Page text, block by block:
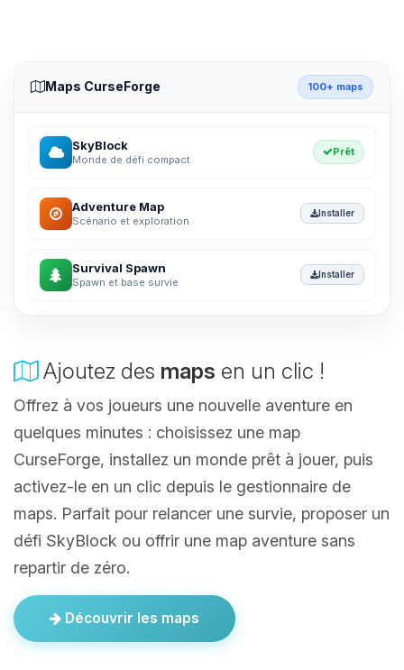
Maps CurseForge 100+ maps
SkyBlock
Monde de défi compact
Prêt
Adventure Map
Scénario et exploration
Installer
Survival Spawn
Spawn et base survie
Installer
Ajoutez des maps en un clic !
Offrez à vos joueurs une nouvelle aventure en
quelques minutes : choisissez une map
CurseForge, installez un monde prêt à jouer, puis
activez-le en un clic depuis le gestionnaire de
maps. Parfait pour relancer une survie, proposer un
défi SkyBlock ou offrir une map aventure sans
repartir de zéro.
Découvrir les maps